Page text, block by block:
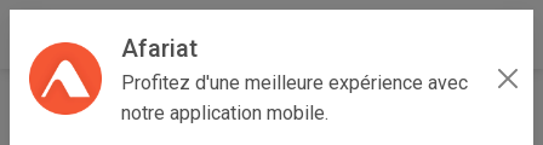
Afariat
Profitez d'une meilleure expérience avec
notre application mobile.
Accueil Recherche Professionnel